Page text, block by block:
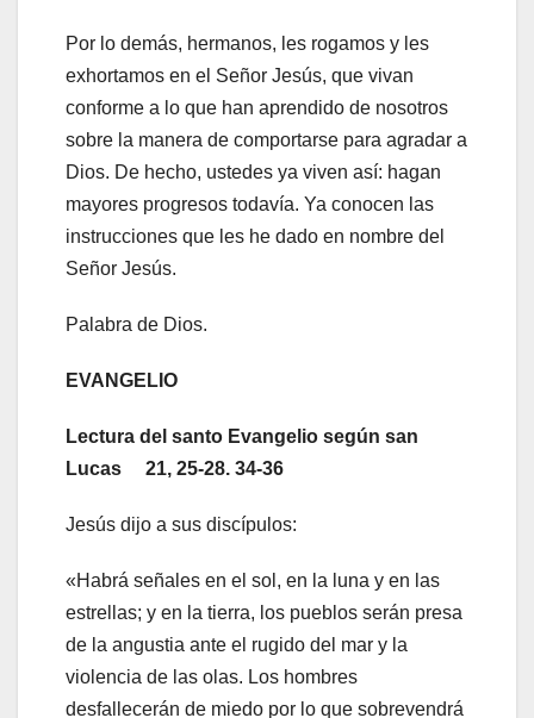
Por lo demás, hermanos, les rogamos y les
exhortamos en el Señor Jesús, que vivan
conforme a lo que han aprendido de nosotros
sobre la manera de comportarse para agradar a
Dios. De hecho, ustedes ya viven así: hagan
mayores progresos todavía. Ya conocen las
instrucciones que les he dado en nombre del
Señor Jesús.
Palabra de Dios.
EVANGELIO
Lectura del santo Evangelio según san
Lucas 21, 25-28. 34-36
Jesús dijo a sus discípulos:
«Habrá señales en el sol, en la luna y en las
estrellas; y en la tierra, los pueblos serán presa
de la angustia ante el rugido del mar y la
violencia de las olas. Los hombres
desfallecerán de miedo por lo que sobrevendrá